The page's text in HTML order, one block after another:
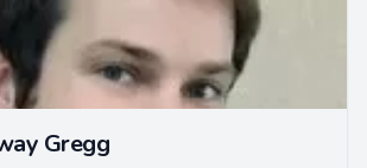
Gregg